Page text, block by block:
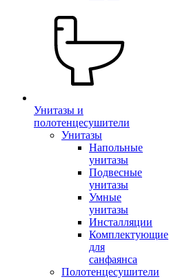
Унитазы и
полотенцесушители
Унитазы
Напольные
унитазы
Подвесные
унитазы
Умные
унитазы
Инсталляции
Комплектующие
для
санфаянса
Полотенцесушители